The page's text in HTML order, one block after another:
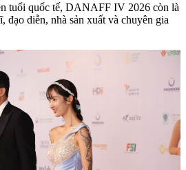
tuổi quốc tế, DANAFF IV 2026 còn là
đạo diễn, nhà sản xuất và chuyên gia